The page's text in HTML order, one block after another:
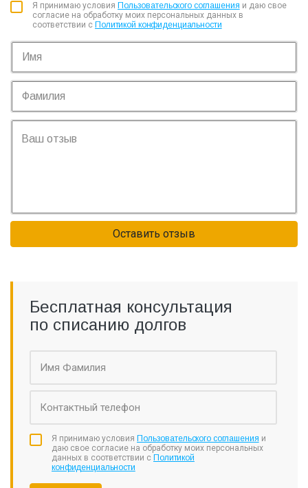
Я принимаю условия Пользовательского соглашения и даю свое
согласие на обработку моих персональных данных в
соответствии с Политикой конфиденциальности
Оставить отзыв
Бесплатная консультация
по списанию долгов
Я принимаю условия Пользовательского соглашения и
даю свое согласие на обработку моих персональных
данных в соответствии с Политикой
конфиденциальности